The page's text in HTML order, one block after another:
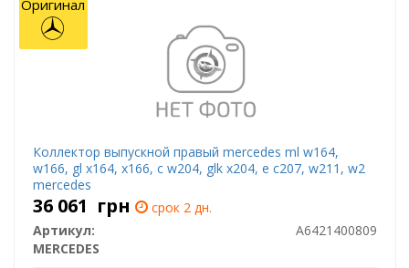
Коллектор выпускной правый mercedes ml w164,
w166, gl x164, x166, c w204, glk x204, e c207, w211, w2
mercedes
36 061 грн
срок 2 дн.
Артикул:
A6421400809
MERCEDES
Оригинал